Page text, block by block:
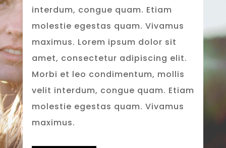
interdum, congue quam. Etiam
molestie egestas quam. Vivamus
maximus. Lorem ipsum dolor sit
amet, consectetur adipiscing elit.
Morbi et leo condimentum, mollis
velit interdum, congue quam. Etiam
molestie egestas quam. Vivamus
maximus.